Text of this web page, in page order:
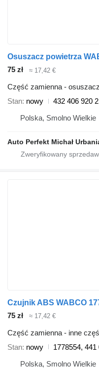
75 zł ≈ 17,42 €
Część zamienna -
Stan nowy
432 406 920
Polska, Smolno Wielkie
Auto Perfekt Michał
75 zł ≈ 17,42 €
Część zamienna - inne
Stan nowy
1778554,
Polska, Smolno Wielkie